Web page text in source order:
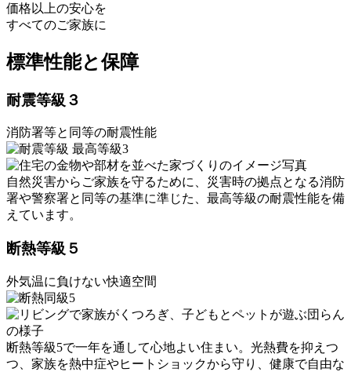
価格以上の安心を
すべてのご家族に
標準性能と保障
耐震等級３
消防署等と同等の耐震性能
自然災害からご家族を守るために、災害時の拠点となる消防
署や警察署と同等の基準に準じた、最高等級の耐震性能を備
えています。
断熱等級５
外気温に負けない快適空間
断熱等級5で一年を通して心地よい住まい。光熱費を抑えつ
つ、家族を熱中症やヒートショックから守り、健康で自由な